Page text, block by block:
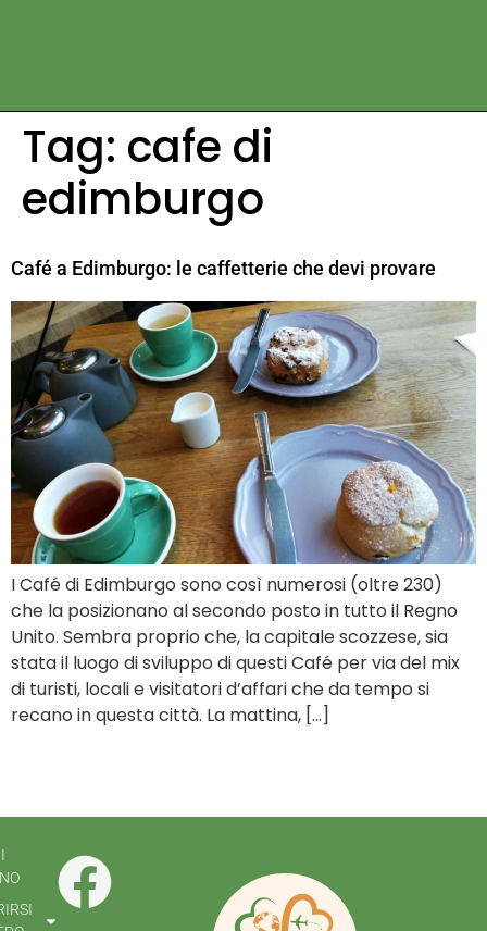
Tag: cafe di
edimburgo
Café a Edimburgo: le caffetterie che devi provare
I Café di Edimburgo sono così numerosi (oltre 230)
che la posizionano al secondo posto in tutto il Regno
Unito. Sembra proprio che, la capitale scozzese, sia
stata il luogo di sviluppo di questi Café per via del mix
di turisti, locali e visitatori d’affari che da tempo si
recano in questa città. La mattina, […]